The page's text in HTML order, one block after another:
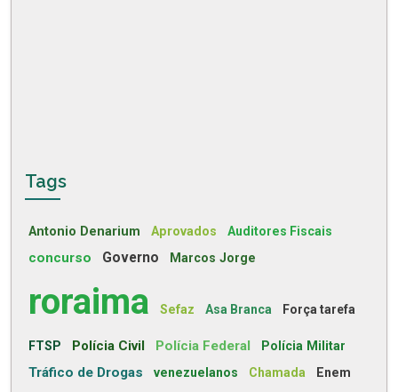
Tags
Antonio Denarium Aprovados Auditores Fiscais
concurso Governo Marcos Jorge
roraima Sefaz Asa Branca Força tarefa
FTSP Polícia Civil Polícia Federal Polícia Militar
Tráfico de Drogas venezuelanos Chamada Enem